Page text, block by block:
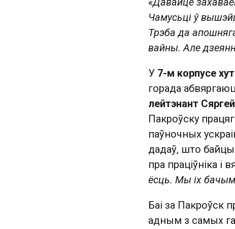
Чамусьці ў
Трэба да
вайны. Але
У 7-м корпусе
горада
лейтэнант
Пакроўску
паўночных
дадаў, што
пра праціўніка і
ёсць. Мы іх бачым
Баі за Пакроўск
адным з самых